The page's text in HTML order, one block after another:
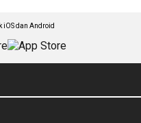
iOS dan Android